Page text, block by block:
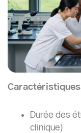
Durée des
clinique)